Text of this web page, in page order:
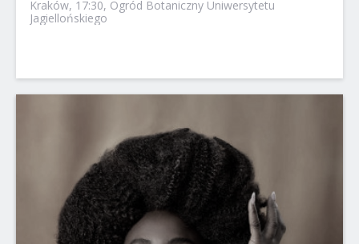
Kraków, 17:30, Ogród Botaniczny Uniwersytetu
Jagiellońskiego